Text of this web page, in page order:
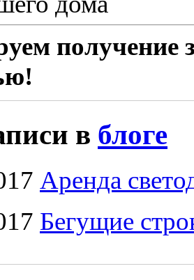
получение
в блоге
Аренда
Бегущие